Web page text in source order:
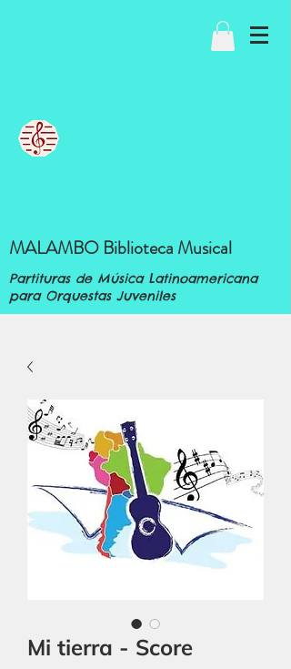
MALAMBO Biblioteca Musical
Partituras de Música Latinoamericana
para Orquestas Juveniles
Mi tierra - Score